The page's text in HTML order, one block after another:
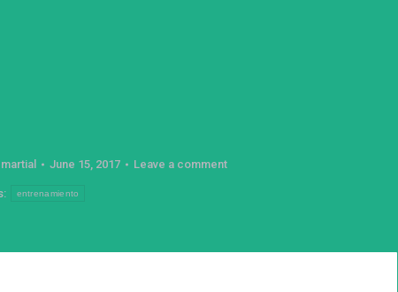
martial June 15, 2017 Leave a comment
entrenamiento